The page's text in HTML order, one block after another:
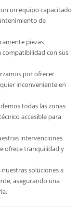
un equipo capacitado
de
piezas
compatibilidad con sus
por ofrecer
inconveniente en
todas las zonas
accesible para
intervenciones
ofrece tranquilidad y
soluciones a
asegurando una